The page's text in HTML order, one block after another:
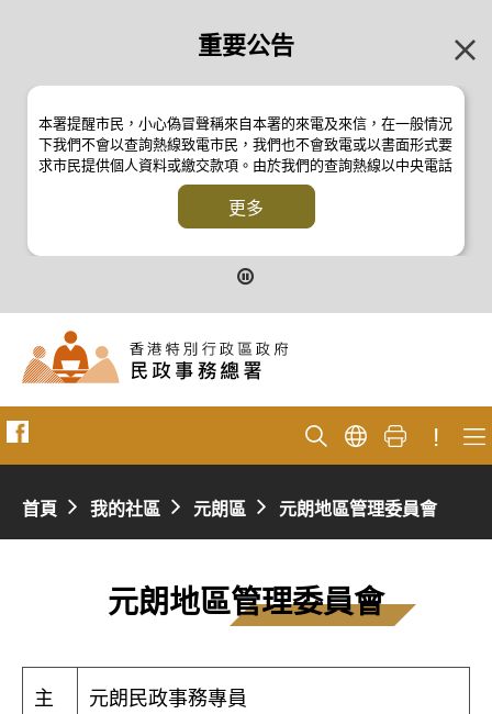
重要公告
本署提醒市民，小心偽冒聲稱來自本署的來電及來信，在一般情況
下我們不會以查詢熱線致電市民，我們也不會致電或以書面形式要
求市民提供個人資料或繳交款項。由於我們的查詢熱線以中央電話
系統操作，本署的來電不會顯示電話號碼 2835 2500 。如有疑
問，應與本署職員核實或向警方反詐騙協調中心
詢熱線 18222 查詢。詳情請瀏覽以下新聞公報：
二零一九年七月二十六日的新聞公報
二零一七年四月二十八日的新聞公報
二零一七年四月五日的新聞公報
更多
!
首頁 我的社區 元朗區 元朗地區管理委員會
元朗地區管理委員會
主
元朗民政事務專員